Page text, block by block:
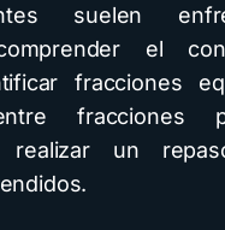
suelen
el
fracciones
fracciones
realizar un